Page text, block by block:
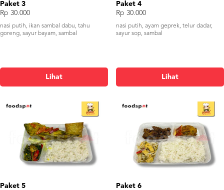
Paket 3
Rp 30.000
nasi putih, ikan sambal dabu, tahu
goreng, sayur bayam, sambal
Lihat
Paket 4
Rp 30.000
nasi putih, ayam geprek, telur dadar,
sayur sop, sambal
Lihat
Paket 5
Paket 6